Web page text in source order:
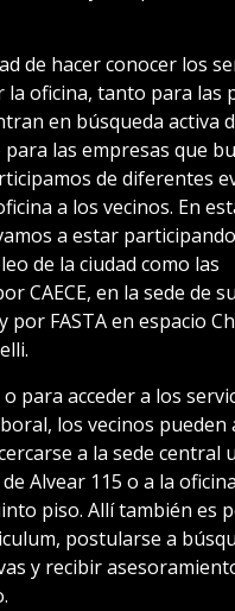
de hacer conocer los
la oficina, tanto para las
en búsqueda activa
las empresas que
de diferentes
a los vecinos. En
a estar
de la ciudad como las
CAECE, en la sede de
por FASTA en espacio
para acceder a los
los vecinos pueden
a la sede central
Alvear 115 o a la
piso. Allí también es
postularse a
y recibir